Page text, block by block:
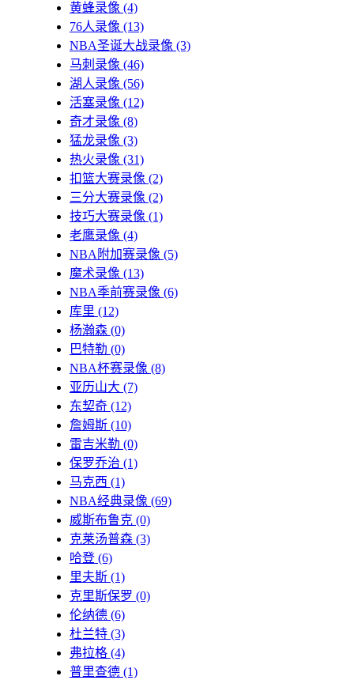
黄蜂录像 (4)
76人录像 (13)
NBA圣诞大战录像 (3)
马刺录像 (46)
湖人录像 (56)
活塞录像 (12)
奇才录像 (8)
猛龙录像 (3)
热火录像 (31)
扣篮大赛录像 (2)
三分大赛录像 (2)
技巧大赛录像 (1)
老鹰录像 (4)
NBA附加赛录像 (5)
魔术录像 (13)
NBA季前赛录像 (6)
库里 (12)
杨瀚森 (0)
巴特勒 (0)
NBA杯赛录像 (8)
亚历山大 (7)
东契奇 (12)
詹姆斯 (10)
雷吉米勒 (0)
保罗乔治 (1)
马克西 (1)
NBA经典录像 (69)
威斯布鲁克 (0)
克莱汤普森 (3)
哈登 (6)
里夫斯 (1)
克里斯保罗 (0)
伦纳德 (6)
杜兰特 (3)
弗拉格 (4)
普里查德 (1)